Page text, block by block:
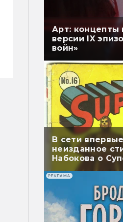
Арт: концепты
версии IX
войн»
В сети
неизданное
Набокова о
перевели
РЕКЛАМА